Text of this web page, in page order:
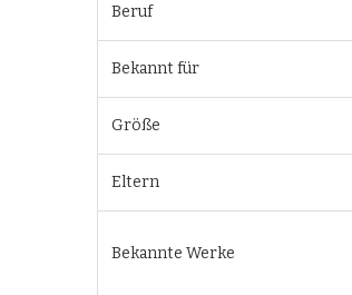
Beruf
Bekannt für
Größe
Eltern
Bekannte Werke